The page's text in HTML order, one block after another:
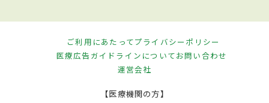
ご利用にあたってプライバシーポリシー
医療広告ガイドラインについてお問い合わせ
運営会社
【医療機関の方】